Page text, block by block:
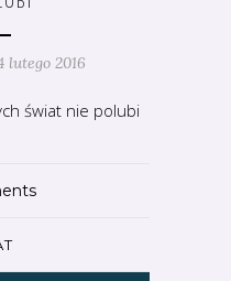
lutego 2016